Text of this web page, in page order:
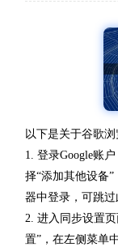
以下是关于谷歌
1. 登录Google账
择“添加其他设备
器中登录，可跳过
2. 进入同步设置
置”，在左侧菜单